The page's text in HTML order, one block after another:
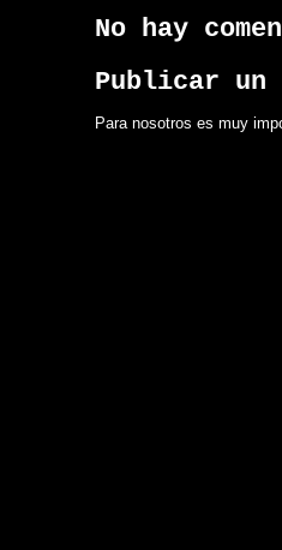
No hay
Publicar un
Para nosotros es muy